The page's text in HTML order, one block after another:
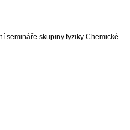
semináře skupiny fyziky Chemické